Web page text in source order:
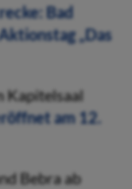
Bad
„Das
Kapitelsaal
am 12.
Bebra ab